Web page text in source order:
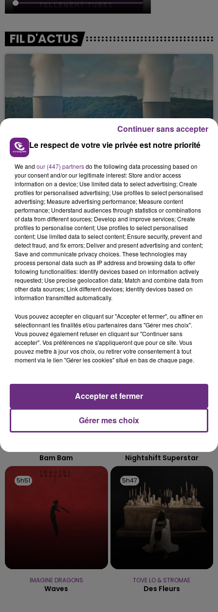
FIL D'ACTUS
LA CENTRALE NUCLÉAIRE DE CHOOZ
TOUJOURS À L'ARRÊT
Cela fait déjà une semaine que la centrale
nucléaire ardennaise est à l'arrêt. Une situation
justifiée par la sécheresse intense qui est toujours
présente.
LE MAGASIN JOUÉCLUB DE REIMS FERME
SES PORTES
C'était l'une des institutions du centre-ville
rémois. Le magasin JouéClub est contraint de
fermer ses portes.
TITRES DIFFUSÉS
5h58
5h58
Bam Bam
5h54
5h54
Nightshift Superstar
5h51
5h51
IMAGINE DRAGONS
Waves
5h47
5h47
TOVE LO & STROMAE
Des Fleurs
Le respect de votre vie privée est notre priorité
We and our (447) partnersdo the following data processing based on
your consent and/or our legitimate interest: Store and/or access
information on a device; Use limited data to select advertising; Create
profiles for personalised advertising; Use profiles to select personalised
advertising; Measure advertising performance; Measure content
performance; Understand audiences through statistics or combinations
of data from different sources; Develop and improve services; Create
profiles to personalise content; Use profiles to select personalised
content; Use limited data to select content; Ensure security, prevent and
detect fraud, and fix errors; Deliver and present advertising and content;
Save and communicate privacy choices. These technologies may
process personal data such as IP address and browsing data to offer
following functionalities: Identify devices based on information actively
requested; Use precise geolocation data; Match and combine data from
other data sources; Link different devices; Identify devices based on
information transmitted automatically.
Vous pouvez accepter en cliquant sur "Accepter et fermer", ou affiner en
sélectionnant les finalités et/ou partenaires dans "Gérer mes choix".
Vous pouvez également refuser en cliquant sur "Continuer sans
accepter". Vos préférences ne s'appliqueront que pour ce site. Vous
pouvez mettre à jour vos choix, ou retirer votre consentement à tout
moment via le lien "Gérer les cookies" situé en bas de chaque page.
Gérer mes choix
Accepter et fermer
Continuer sans accepter